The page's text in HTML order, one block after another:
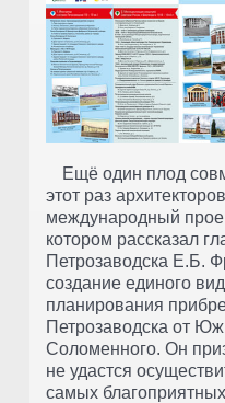
Ещё один плод
этот раз
международный
котором рассказал
Петрозаводска Е.Б.
создание единого
планирования
Петрозаводска от
Соломенного. Он
не удастся
самых